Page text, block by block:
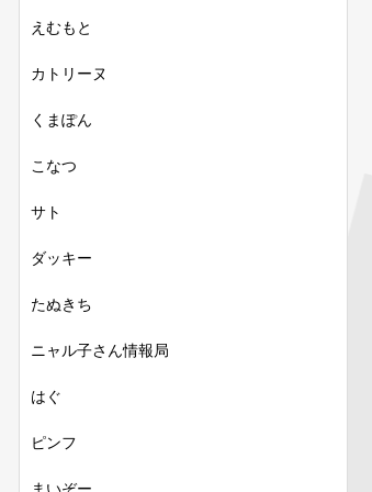
えむもと
カトリーヌ
くまぽん
こなつ
サト
ダッキー
たぬきち
ニャル子さん情報局
はぐ
ピンフ